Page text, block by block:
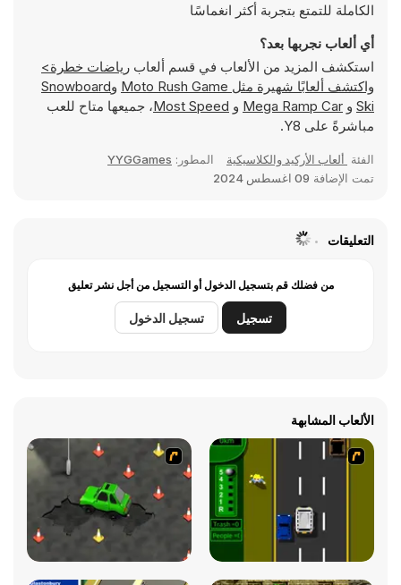
الكاملة للتمتع بتجربة أكثر انغماسًا
أي ألعاب نجربها بعد؟
استكشف المزيد من الألعاب في قسم ألعاب رياضات خطرة>
واكتشف ألعابًا شهيرة مثل Moto Rush Game وSnowboard
Ski و Mega Ramp Car و Most Speed، جميعها متاح للعب
مباشرةً على Y8.
الفئة ألعاب الأركيد والكلاسيكية المطور: YYGGames
تمت الإضافة 09 اغسطس 2024
التعليقات
من فضلك قم بتسجيل الدخول أو التسجيل من أجل نشر تعليق
تسجيل تسجيل الدخول
الألعاب المشابهة